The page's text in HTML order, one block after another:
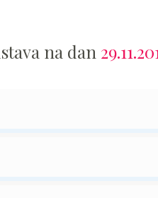
na dan